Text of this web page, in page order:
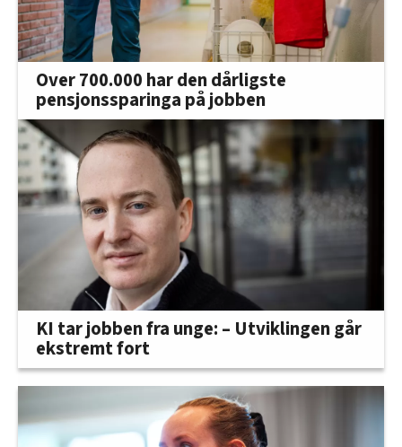
Over 700.000 har den dårligste
pensjonssparinga på jobben
KI tar jobben fra unge: – Utviklingen går
ekstremt fort